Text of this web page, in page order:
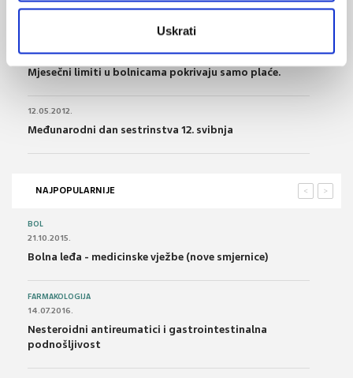
Uskrati
Ulaskom u EU mogli bismo ostati bez 350 liječnika
27.03.2013.
Mjesečni limiti u bolnicama pokrivaju samo plaće.
12.05.2012.
Međunarodni dan sestrinstva 12. svibnja
NAJPOPULARNIJE >
<
BOL
21.10.2015.
Bolna leđa - medicinske vježbe (nove smjernice)
FARMAKOLOGIJA
14.07.2016.
Nesteroidni antireumatici i gastrointestinalna
podnošljivost